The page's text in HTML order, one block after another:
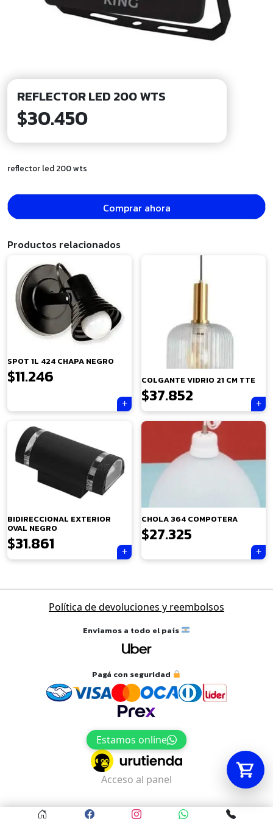
REFLECTOR LED 200 WTS
$30.450
reflector led 200 wts
Comprar ahora
Productos relacionados
SPOT 1L 424 CHAPA NEGRO
$11.246 COLGANTE VIDRIO 21 CM TTE
$37.852
BIDIRECCIONAL EXTERIOR
OVAL NEGRO
$31.861
CHOLA 364 COMPOTERA
$27.325
NavegaciónPolítica de devoluciones y reembolsos
Enviamos a todo el país
Pagá con seguridad
Estamos online
Acceso al panel
×
Tu carrito está vacío.
Agregá un producto y aparecerá acá
automáticamente.